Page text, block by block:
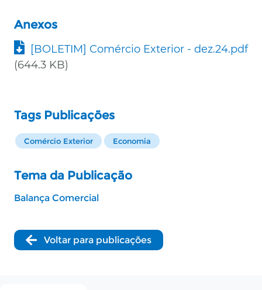
Anexos
Documento
[BOLETIM] Comércio Exterior - dez.24.pdf
(644.3 KB)
Tags Publicações
Comércio Exterior Economia
Tema da Publicação
Balança Comercial
Voltar para publicações